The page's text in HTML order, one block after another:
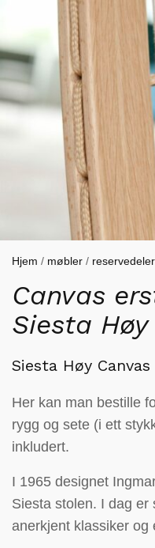
Hjem / møbler / reservedeler
Canvas
Siesta Høy
Siesta Høy
Her kan man bestille
rygg og sete (i ett
inkludert.
I 1965 designet
Siesta stolen. I dag er
anerkjent klassiker og